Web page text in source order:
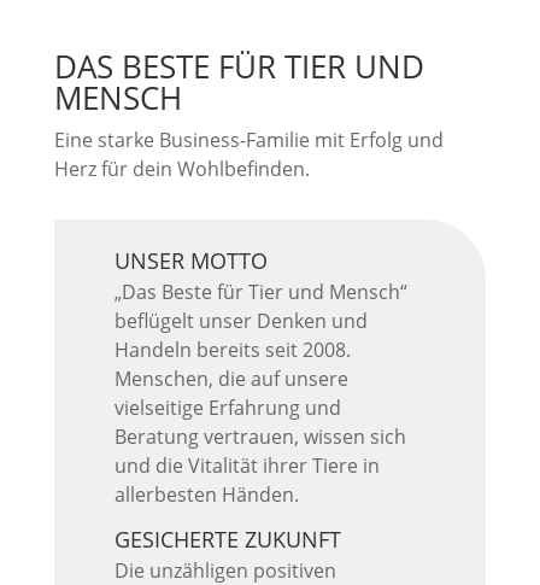
DAS BESTE FÜR TIER UND
MENSCH
Eine starke Business-Familie mit Erfolg und
Herz für dein Wohlbefinden.
UNSER MOTTO
„Das Beste für Tier und Mensch“
beflügelt unser Denken und
Handeln bereits seit 2008.
Menschen, die auf unsere
vielseitige Erfahrung und
Beratung vertrauen, wissen sich
und die Vitalität ihrer Tiere in
allerbesten Händen.
GESICHERTE ZUKUNFT
Die unzähligen positiven